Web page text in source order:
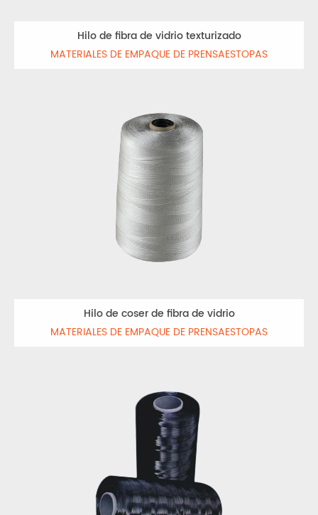
Hilo de fibra de vidrio texturizado
MATERIALES DE EMPAQUE DE PRENSAESTOPAS
Hilo de coser de fibra de vidrio
MATERIALES DE EMPAQUE DE PRENSAESTOPAS